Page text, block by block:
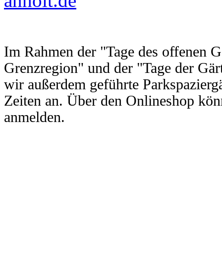
Im Rahmen der "Tage des offenen
Grenzregion" und der "Tage der
wir außerdem geführte
Zeiten an. Über den Onlineshop
anmelden.